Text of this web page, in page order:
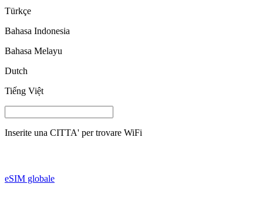
Türkçe
Bahasa Indonesia
Bahasa Melayu
Dutch
Tiếng Việt
Inserite una CITTA' per trovare WiFi
eSIM globale